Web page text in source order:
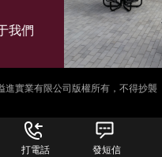
我們
進實業有限公司版權所有，不得抄襲
打電話 發短信